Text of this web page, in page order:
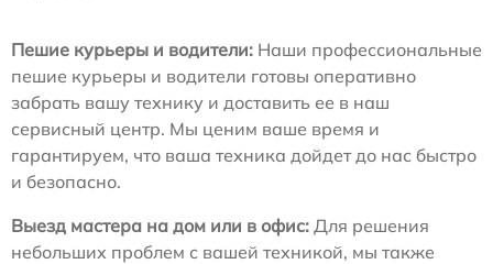
Пешие курьеры и водители: Наши профессиональные
пешие курьеры и водители готовы оперативно
забрать вашу технику и доставить ее в наш
сервисный центр. Мы ценим ваше время и
гарантируем, что ваша техника дойдет до нас быстро
и безопасно.
Выезд мастера на дом или в офис: Для решения
небольших проблем с вашей техникой, мы также